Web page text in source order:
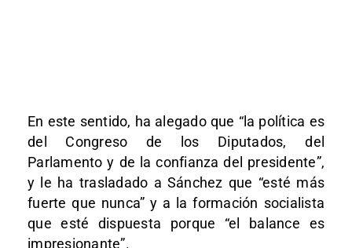
En este sentido, ha alegado que “la política es
del Congreso de los Diputados, del
Parlamento y de la confianza del presidente”,
y le ha trasladado a Sánchez que “esté más
fuerte que nunca” y a la formación socialista
que esté dispuesta porque “el balance es
impresionante”.